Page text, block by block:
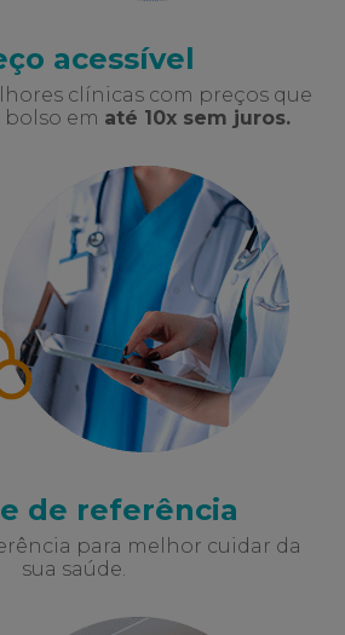
acessível
clínicas com preços que
bolso em até 10x sem juros.
de referência
para melhor cuidar da
sua saúde.